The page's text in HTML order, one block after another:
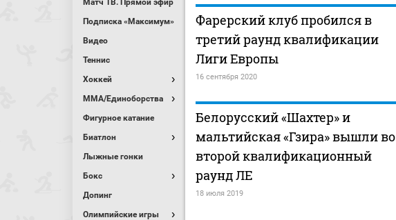
Матч ТВ. Прямой эфир
Подписка «Максимум»
Видео
Теннис
Хоккей
MMA/Единоборства
Фигурное катание
Биатлон
Лыжные гонки
Бокс
Допинг
Олимпийские игры
Фарерский клуб пробился в
третий раунд квалификации
Лиги Европы
16 сентября 2020
Белорусский «Шахтер» и
мальтийская «Гзира» вышли во
второй квалификационный
раунд ЛЕ
18 июля 2019